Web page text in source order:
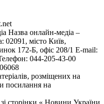
Назва онлайн-медіа –
02091, місто Київ,
172-Б, офіс 208/1 E-mail:
044-205-43-00
розміщених на
посилання на
сторінки « Новини України